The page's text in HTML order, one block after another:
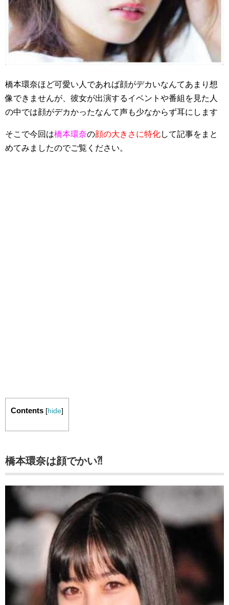
橋本環奈ほど可愛い人であれば顔がデカいなんてあまり想
像できませんが、彼女が出演するイベントや番組を見た人
の中では顔がデカかったなんて声も少なからず耳にします
そこで今回は橋本環奈の顔の大きさに特化して記事をまと
めてみましたのでご覧ください。
Contents [hide]
橋本環奈は顔でかい⁈